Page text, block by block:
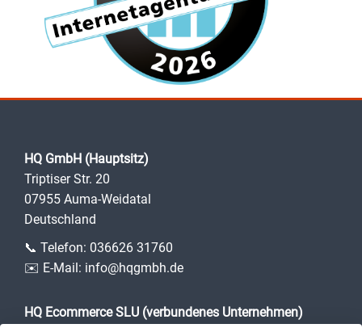
HQ GmbH (Hauptsitz)
Triptiser Str. 20
07955 Auma-Weidatal
Deutschland
📞 Telefon: 036626 31760
✉️ E-Mail: info@hqgmbh.de
HQ Ecommerce SLU (verbundenes Unternehmen)